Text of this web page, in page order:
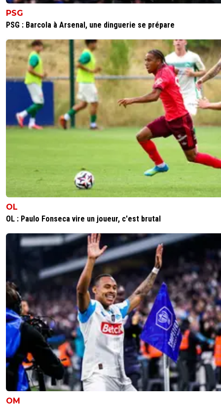
PSG
PSG : Barcola à Arsenal, une dinguerie se prépare
OL
OL : Paulo Fonseca vire un joueur, c'est brutal
OM